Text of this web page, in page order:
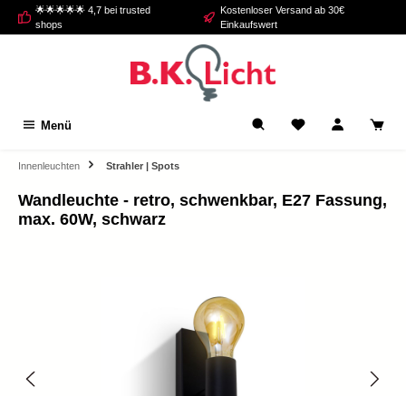
springen
🌟🌟🌟🌟🌟 4,7 bei trusted
shops
Kostenloser Versand ab 30€
Einkaufswert
Menü
Innenleuchten Strahler | Spots
Wandleuchte - retro, schwenkbar, E27 Fassung,
max. 60W, schwarz